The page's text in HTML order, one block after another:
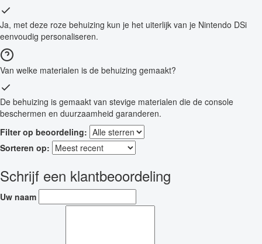
Ja, met deze roze behuizing kun je het uiterlijk van je Nintendo DSi
eenvoudig personaliseren.
Van welke materialen is de behuizing gemaakt?
De behuizing is gemaakt van stevige materialen die de console
beschermen en duurzaamheid garanderen.
Filter op beoordeling:
Sorteren op:
Schrijf een klantbeoordeling
Uw naam